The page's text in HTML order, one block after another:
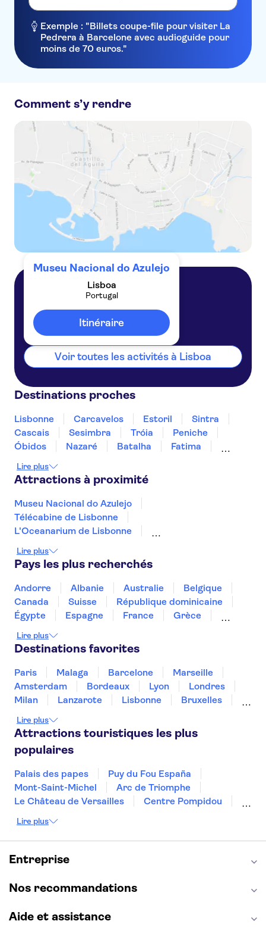
Exemple : "Billets coupe-file pour visiter La
Pedrera à Barcelone avec audioguide pour
moins de 70 euros."
Comment s’y rendre
Museu Nacional do Azulejo
Lisboa
Portugal
Itinéraire Portugal
Voir toutes les activités à Lisboa
Destinations proches
Lisbonne Carcavelos Estoril
Sintra
Cascais
Sesimbra Tróia
Peniche
Óbidos
Nazaré Batalha
Fatima
Lire plus
Attractions à proximité
Museu Nacional do Azulejo
Télécabine de Lisbonne
L'Oceanarium de Lisbonne
Monastère des Hiéronymites
Place du Commerce
Musée national des carrosses
Arc de triomphe de la rue Augusta
Calouste Gulbenkian Museum
Peneda-Geres National Park
Ria Formosa
WOW Porto
Lire plus
Pays les plus recherchés
Andorre Albanie Australie
Belgique
Canada
Suisse
République dominicaine
Égypte
Espagne France
Grèce
Maroc
Malaisie Thaïlande
Turquie
Lire plus
Destinations favorites
Paris Malaga Barcelone
Marseille
Amsterdam
Bordeaux Lyon
Londres
Milan
Lanzarote Lisbonne
Bruxelles
Dubai
Copenhague Minorque
Lire plus
Attractions touristiques les plus
populaires
Palais des papes
Puy du Fou España
Mont-Saint-Michel
Arc de Triomphe
Le Château de Versailles
Centre Pompidou
La Chapelle Sixtine
La Sagrada Familia
Musée d'Orsay
Statue de la Liberté
Cathédrale Notre Dame
Giverny
Opéra Garnier
Lire plus
Entreprise
Nos recommandations
Aide et assistance